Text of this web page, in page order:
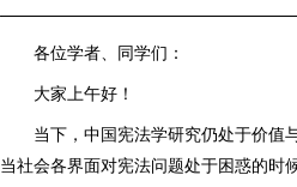
各位学者、同学们：
大家上午好！
当下，中国宪法学研究仍处于价值
当社会各界面对宪法问题处于困惑的时